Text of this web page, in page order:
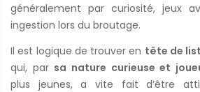
généralement par curiosité, jeux
ingestion lors du broutage.
Il est logique de trouver en tête de
qui, par sa nature curieuse et
plus jeunes, a vite fait d’être